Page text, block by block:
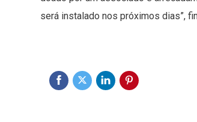
será instalado nos próximos dias”,